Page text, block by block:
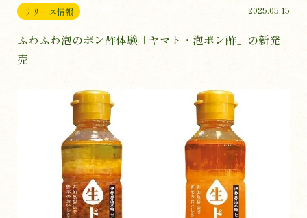
リリース情報 2025.05.15
ふわふわ泡のポン酢体験「ヤマト・泡ポン酢」の新発
売